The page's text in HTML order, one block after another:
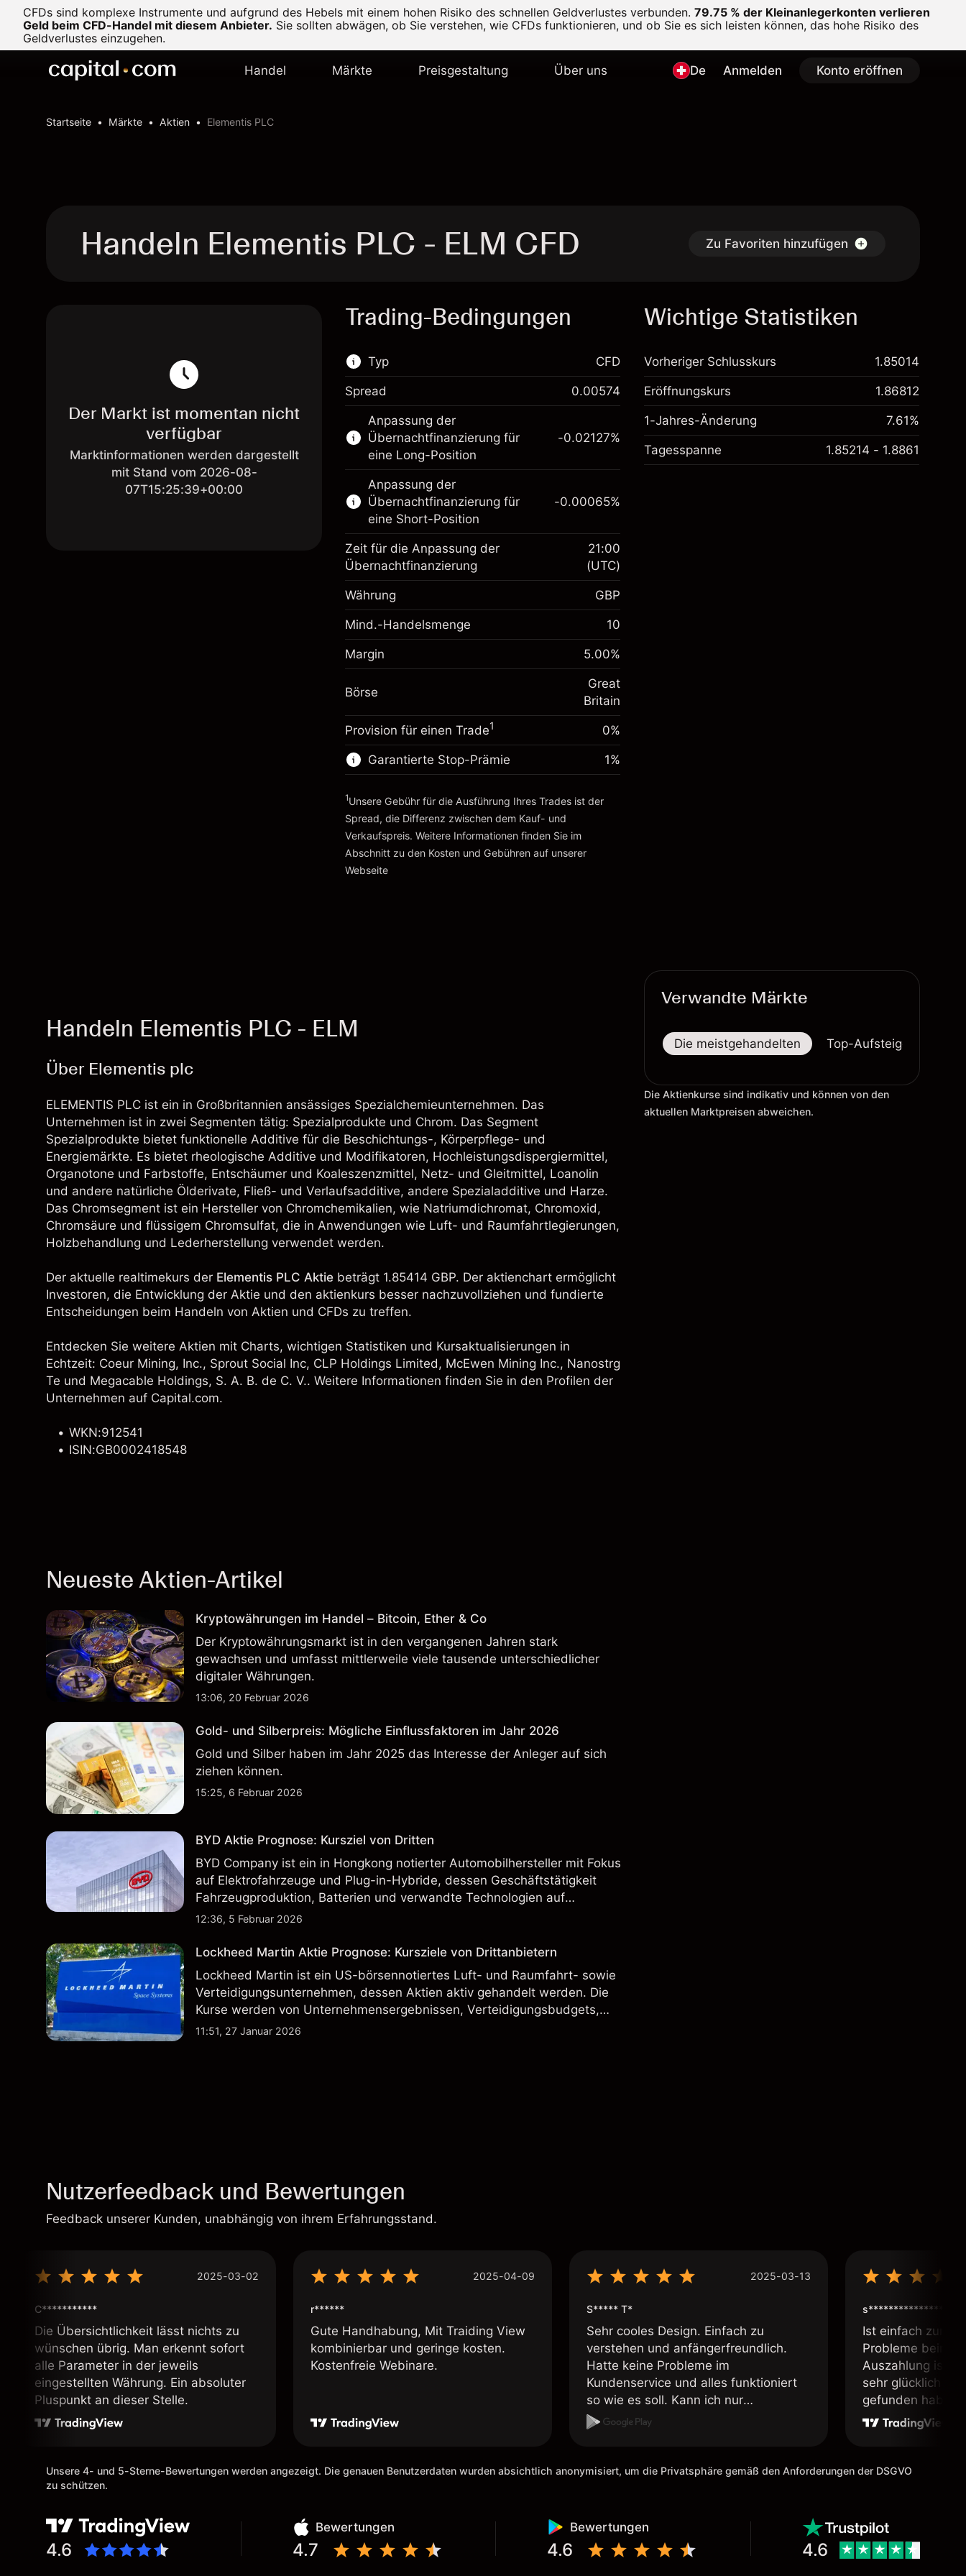
CFDs sind komplexe Instrumente und aufgrund des Hebels mit einem hohen Risiko des schnellen Geldverlustes verbunden. 79.75 % der Kleinanlegerkonten verlieren
Geld beim CFD-Handel mit diesem Anbieter. Sie sollten abwägen, ob Sie verstehen, wie CFDs funktionieren, und ob Sie es sich leisten können, das hohe Risiko des
Geldverlustes einzugehen.
Handel Märkte Preisgestaltung Über uns De Anmelden Konto eröffnen
Startseite Märkte Aktien Elementis PLC
Handeln Elementis PLC - ELM CFD Zu Favoriten hinzufügen
Der Markt ist momentan nicht
verfügbar
Marktinformationen werden dargestellt
mit Stand vom 2026-08-
07T15:25:39+00:00
Trading-Bedingungen
Typ
Dieser Finanzmarkt steht für das CFD-Trading
zur Verfügung.
Erfahren Sie mehr über:
CFDs
CFD
Spread 0.00574
Anpassung der
Übernachtfinanzierung für
eine Long-Position
Margin. Ihre Investition
£1,000.00
Anpassung der
Übernachtfinanzierung
Gebühren aus fremdfinanzierten
Positionswert
-0.021271
Positionsgröße mit Hebelwirkung
~£20,000.00
Geld aus Hebelwirkung ~ $
Zur Plattform
-0.02127%
Anpassung der
Übernachtfinanzierung für
eine Short-Position
Margin. Ihre Investition
£1,000.00
Gebühren aus fremdfinanzierten
Positionswert
-0.000647
(-£0.13)
Positionsgröße mit Hebelwirkung
~£20,000.00
Zur Plattform
-0.00065%
Zeit für die Anpassung der
Übernachtfinanzierung
21:00
(UTC)
Währung GBP
Mind.-Handelsmenge 10
Margin 5.00%
Börse
Great
Britain
Provision für einen Trade1 0%
Garantierte Stop-Prämie
Kosten und Gebühren
1%
1Unsere Gebühr für die Ausführung Ihres Trades ist der
Spread, die Differenz zwischen dem Kauf- und
Verkaufspreis. Weitere Informationen finden Sie im
Abschnitt zu den Kosten und Gebühren auf unserer
Webseite
Wichtige Statistiken
Vorheriger Schlusskurs 1.85014
Eröffnungskurs 1.86812
1-Jahres-Änderung 7.61%
Tagesspanne 1.85214 - 1.8861
Handeln Elementis PLC - ELM
Über Elementis plc
ELEMENTIS PLC ist ein in Großbritannien ansässiges Spezialchemieunternehmen. Das
Unternehmen ist in zwei Segmenten tätig: Spezialprodukte und Chrom. Das Segment
Spezialprodukte bietet funktionelle Additive für die Beschichtungs-, Körperpflege- und
Energiemärkte. Es bietet rheologische Additive und Modifikatoren, Hochleistungsdispergiermittel,
Organotone und Farbstoffe, Entschäumer und Koaleszenzmittel, Netz- und Gleitmittel, Loanolin
und andere natürliche Ölderivate, Fließ- und Verlaufsadditive, andere Spezialadditive und Harze.
Das Chromsegment ist ein Hersteller von Chromchemikalien, wie Natriumdichromat, Chromoxid,
Chromsäure und flüssigem Chromsulfat, die in Anwendungen wie Luft- und Raumfahrtlegierungen,
Holzbehandlung und Lederherstellung verwendet werden.
Der aktuelle realtimekurs der Elementis PLC Aktie beträgt 1.85414 GBP. Der aktienchart ermöglicht
Investoren, die Entwicklung der Aktie und den aktienkurs besser nachzuvollziehen und fundierte
Entscheidungen beim Handeln von Aktien und CFDs zu treffen.
Entdecken Sie weitere Aktien mit Charts, wichtigen Statistiken und Kursaktualisierungen in
Echtzeit: Coeur Mining, Inc., Sprout Social Inc, CLP Holdings Limited, McEwen Mining Inc., Nanostrg
Te und Megacable Holdings, S. A. B. de C. V.. Weitere Informationen finden Sie in den Profilen der
Unternehmen auf Capital.com.
WKN:912541
ISIN:GB0002418548
Neueste Aktien-Artikel
Kryptowährungen im Handel – Bitcoin, Ether & Co
Der Kryptowährungsmarkt ist in den vergangenen Jahren stark
gewachsen und umfasst mittlerweile viele tausende unterschiedlicher
digitaler Währungen.
13:06, 20 Februar 2026
Gold- und Silberpreis: Mögliche Einflussfaktoren im Jahr 2026
Gold und Silber haben im Jahr 2025 das Interesse der Anleger auf sich
ziehen können.
15:25, 6 Februar 2026
BYD Aktie Prognose: Kursziel von Dritten
BYD Company ist ein in Hongkong notierter Automobilhersteller mit Fokus
auf Elektrofahrzeuge und Plug-in-Hybride, dessen Geschäftstätigkeit
Fahrzeugproduktion, Batterien und verwandte Technologien auf
inländischen und internationalen Märkten umfasst.
12:36, 5 Februar 2026
Lockheed Martin Aktie Prognose: Kursziele von Drittanbietern
Lockheed Martin ist ein US-börsennotiertes Luft- und Raumfahrt- sowie
Verteidigungsunternehmen, dessen Aktien aktiv gehandelt werden. Die
Kurse werden von Unternehmensergebnissen, Verteidigungsbudgets,
Vertragsaktivitäten und den allgemeinen Aktienmärktbedingungen
11:51, 27 Januar 2026
Verwandte Märkte
Die meistgehandelten Top-Aufsteiger
Die Aktienkurse sind indikativ und können von den
aktuellen Marktpreisen abweichen.
Nutzerfeedback und Bewertungen
Feedback unserer Kunden, unabhängig von ihrem Erfahrungsstand.
2025-03-02
C***********
Die Übersichtlichkeit lässt nichts zu
wünschen übrig. Man erkennt sofort
alle Parameter in der jeweils
eingestellten Währung. Ein absoluter
Pluspunkt an dieser Stelle.
2025-04-09
r******
Gute Handhabung, Mit Traiding View
kombinierbar und geringe kosten.
Kostenfreie Webinare.
2025-03-13
S***** T*
Sehr cooles Design. Einfach zu
verstehen und anfängerfreundlich.
Hatte keine Probleme im
Kundenservice und alles funktioniert
so wie es soll. Kann ich nur
weiterempfehlen.
s****************
Ist einfach zum
Probleme beim
Auszahlung ist
sehr glücklich
gefunden habe.
weiter meine
Unsere 4- und 5-Sterne-Bewertungen werden angezeigt. Die genauen Benutzerdaten wurden absichtlich anonymisiert, um die Privatsphäre gemäß den Anforderungen der DSGVO
zu schützen.
4.6
Bewertungen
4.7
Bewertungen
4.6 4.6